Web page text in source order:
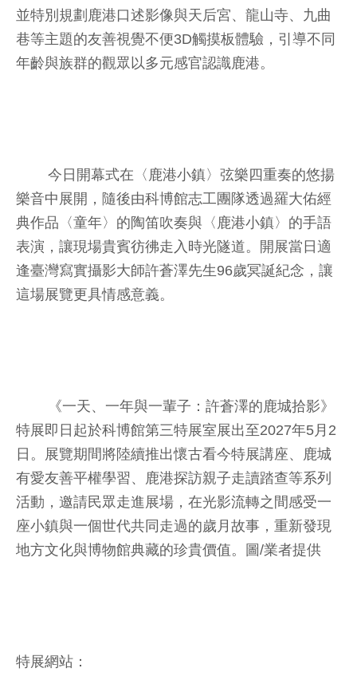
並特別規劃鹿港口述影像與天后宮、龍山寺、九曲
巷等主題的友善視覺不便3D觸摸板體驗，引導不同
年齡與族群的觀眾以多元感官認識鹿港。
今日開幕式在〈鹿港小鎮〉弦樂四重奏的悠揚
樂音中展開，隨後由科博館志工團隊透過羅大佑經
典作品〈童年〉的陶笛吹奏與〈鹿港小鎮〉的手語
表演，讓現場貴賓彷彿走入時光隧道。開展當日適
逢臺灣寫實攝影大師許蒼澤先生96歲冥誕紀念，讓
這場展覽更具情感意義。
《一天、一年與一輩子：許蒼澤的鹿城拾影》
特展即日起於科博館第三特展室展出至2027年5月2
日。展覽期間將陸續推出懷古看今特展講座、鹿城
有愛友善平權學習、鹿港探訪親子走讀踏查等系列
活動，邀請民眾走進展場，在光影流轉之間感受一
座小鎮與一個世代共同走過的歲月故事，重新發現
地方文化與博物館典藏的珍貴價值。圖/業者提供
特展網站：